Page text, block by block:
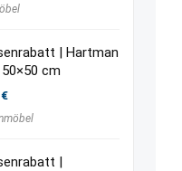
| Hartman
cm
€Aktueller
ist:
|